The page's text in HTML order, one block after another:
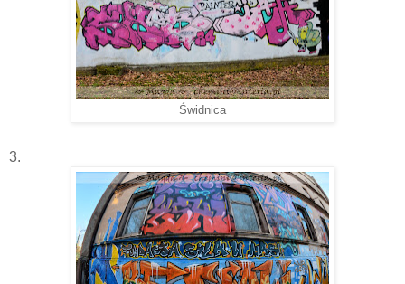
Świdnica
3.